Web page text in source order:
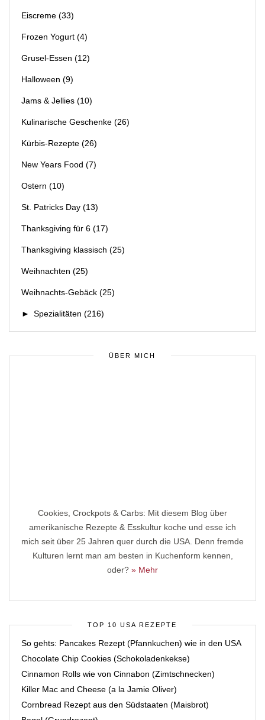
Eiscreme (33)
Frozen Yogurt (4)
Grusel-Essen (12)
Halloween (9)
Jams & Jellies (10)
Kulinarische Geschenke (26)
Kürbis-Rezepte (26)
New Years Food (7)
Ostern (10)
St. Patricks Day (13)
Thanksgiving für 6 (17)
Thanksgiving klassisch (25)
Weihnachten (25)
Weihnachts-Gebäck (25)
► Spezialitäten (216)
ÜBER MICH
Cookies, Crockpots & Carbs: Mit diesem Blog über
amerikanische Rezepte & Esskultur koche und esse ich
mich seit über 25 Jahren quer durch die USA. Denn fremde
Kulturen lernt man am besten in Kuchenform kennen,
oder? » Mehr
TOP 10 USA REZEPTE
So gehts: Pancakes Rezept (Pfannkuchen) wie in den USA
Chocolate Chip Cookies (Schokoladenkekse)
Cinnamon Rolls wie von Cinnabon (Zimtschnecken)
Killer Mac and Cheese (a la Jamie Oliver)
Cornbread Rezept aus den Südstaaten (Maisbrot)